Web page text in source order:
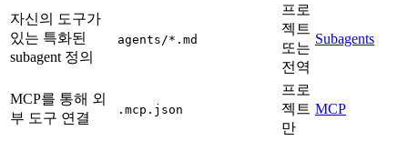
자신의 도구가
있는 특화된
subagent 정의
agents/*.md
프로
젝트
또는
전역
Subagents
MCP를 통해 외
부 도구 연결
.mcp.json
프로
젝트
만
MCP